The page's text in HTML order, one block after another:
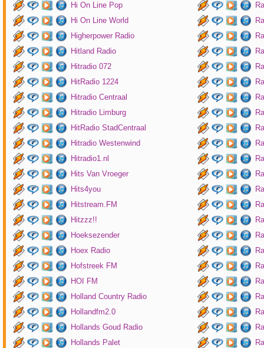
Hi On Line Pop
Hi On Line World
Higherpower Radio
Hitland Radio
Hitradio 072
HitRadio 1224
Hitradio Centraal
Hitradio Limburg
HitRadio StadCentraal
Hitradio Westenwind
Hitradio1.nl
Hits Van Vroeger
Hits4you
Hitstream.FM
Hitzzz!!
Hoeksezender
Hoex Radio
Hofstreek FM
HOI FM
Holland Country Radio
Hollandfm2.0
Hollands Goud Radio
Hollands Palet